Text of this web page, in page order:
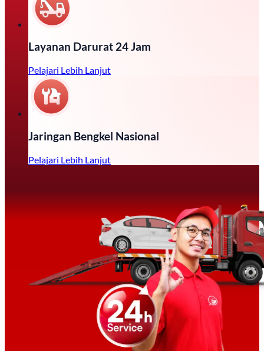
Layanan Darurat 24 Jam
Pelajari Lebih Lanjut
Jaringan Bengkel Nasional
Pelajari Lebih Lanjut